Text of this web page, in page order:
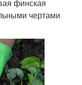
финская
чертами